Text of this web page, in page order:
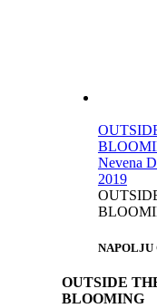
Nevena
2019
NAPOLJU
OUTSIDE
BLOOMING